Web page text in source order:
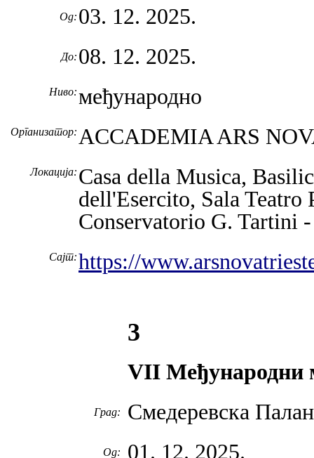
Од: 03. 12. 2025.
До: 08. 12. 2025.
Ниво:међународно
Организатор:ACCADEMIA ARS
Локација: Casa della Musica,
dell'Esercito, Sala Teatro
Conservatorio G. Tartini
Сајт:https://
3
VII Међународни
Град: Смедеревска
Од: 01. 12. 2025.